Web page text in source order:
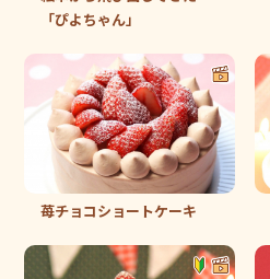
「ぴよちゃん」
苺チョコショートケーキ